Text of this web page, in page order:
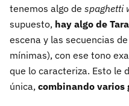
tenemos algo de spaghetti
supuesto, hay algo de
escena y las secuencias
mínimas), con ese tono
que lo caracteriza. Esto le
única, combinando varios